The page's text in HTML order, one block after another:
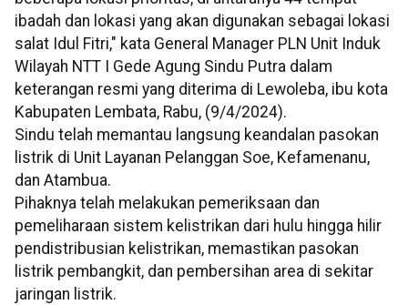
ibadah dan lokasi yang akan digunakan sebagai lokasi
salat Idul Fitri," kata General Manager PLN Unit Induk
Wilayah NTT I Gede Agung Sindu Putra dalam
keterangan resmi yang diterima di Lewoleba, ibu kota
Kabupaten Lembata, Rabu, (9/4/2024).
Sindu telah memantau langsung keandalan pasokan
listrik di Unit Layanan Pelanggan Soe, Kefamenanu,
dan Atambua.
Pihaknya telah melakukan pemeriksaan dan
pemeliharaan sistem kelistrikan dari hulu hingga hilir
pendistribusian kelistrikan, memastikan pasokan
listrik pembangkit, dan pembersihan area di sekitar
jaringan listrik.